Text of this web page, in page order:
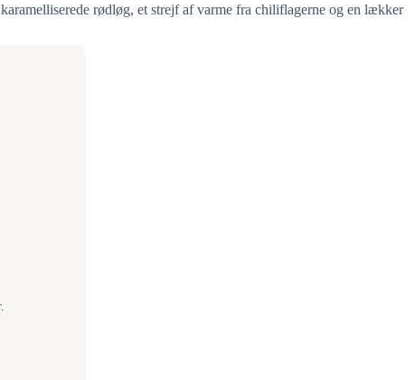
rødløg, et strejf af varme fra chiliflagerne og en lækker